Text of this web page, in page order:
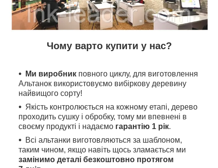
Чому варто купити у нас?
Ми виробник повного циклу, для виготовлення
Альтанок використовуємо вибіркову деревину
найвищого сорту!
Якість контролюється на кожному етапі, дерево
проходить сушку і обробку, тому ми впевнені в
своєму продукті і надаємо гарантію 1 рік.
Всі альтанки виготовляються за шаблоном,
таким чином, якщо навіть щось зламається ми
замінимо деталі безкоштовно протягом